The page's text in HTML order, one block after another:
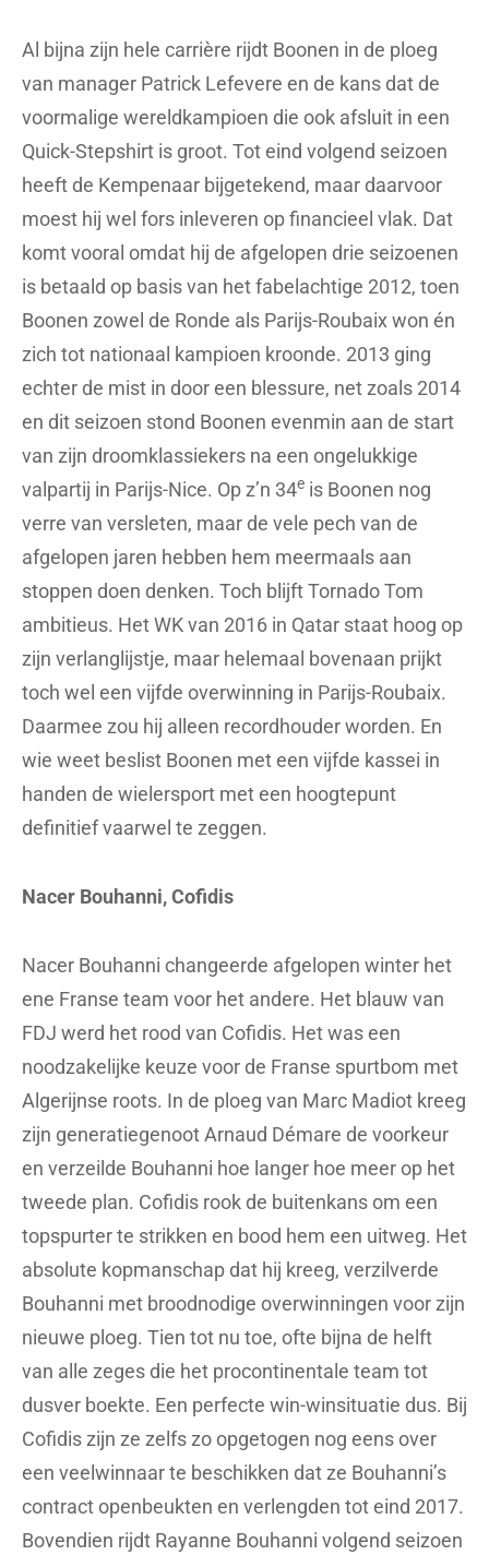
Al bijna zijn hele carrière rijdt Boonen in de ploeg
van manager Patrick Lefevere en de kans dat de
voormalige wereldkampioen die ook afsluit in een
Quick-Stepshirt is groot. Tot eind volgend seizoen
heeft de Kempenaar bijgetekend, maar daarvoor
moest hij wel fors inleveren op financieel vlak. Dat
komt vooral omdat hij de afgelopen drie seizoenen
is betaald op basis van het fabelachtige 2012, toen
Boonen zowel de Ronde als Parijs-Roubaix won én
zich tot nationaal kampioen kroonde. 2013 ging
echter de mist in door een blessure, net zoals 2014
en dit seizoen stond Boonen evenmin aan de start
van zijn droomklassiekers na een ongelukkige
valpartij in Parijs-Nice. Op z’n 34e is Boonen nog
verre van versleten, maar de vele pech van de
afgelopen jaren hebben hem meermaals aan
stoppen doen denken. Toch blijft Tornado Tom
ambitieus. Het WK van 2016 in Qatar staat hoog op
zijn verlanglijstje, maar helemaal bovenaan prijkt
toch wel een vijfde overwinning in Parijs-Roubaix.
Daarmee zou hij alleen recordhouder worden. En
wie weet beslist Boonen met een vijfde kassei in
handen de wielersport met een hoogtepunt
definitief vaarwel te zeggen.
Nacer Bouhanni, Cofidis
Nacer Bouhanni changeerde afgelopen winter het
ene Franse team voor het andere. Het blauw van
FDJ werd het rood van Cofidis. Het was een
noodzakelijke keuze voor de Franse spurtbom met
Algerijnse roots. In de ploeg van Marc Madiot kreeg
zijn generatiegenoot Arnaud Démare de voorkeur
en verzeilde Bouhanni hoe langer hoe meer op het
tweede plan. Cofidis rook de buitenkans om een
topspurter te strikken en bood hem een uitweg. Het
absolute kopmanschap dat hij kreeg, verzilverde
Bouhanni met broodnodige overwinningen voor zijn
nieuwe ploeg. Tien tot nu toe, ofte bijna de helft
van alle zeges die het procontinentale team tot
dusver boekte. Een perfecte win-winsituatie dus. Bij
Cofidis zijn ze zelfs zo opgetogen nog eens over
een veelwinnaar te beschikken dat ze Bouhanni’s
contract openbeukten en verlengden tot eind 2017.
Bovendien rijdt Rayanne Bouhanni volgend seizoen